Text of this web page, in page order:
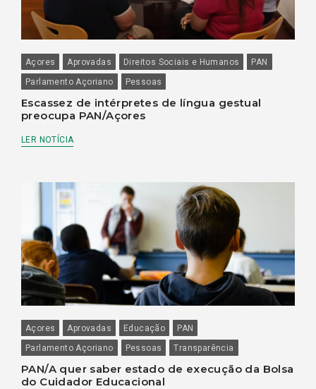
Açores Aprovadas Direitos Sociais e Humanos
PAN
Parlamento Açoriano
Pessoas
Escassez de intérpretes de língua gestual
preocupa PAN/Açores
LER NOTÍCIA
Açores Aprovadas Educação
PAN
Parlamento Açoriano
Pessoas Transparência
PAN/A quer saber estado de execução da Bolsa
do Cuidador Educacional